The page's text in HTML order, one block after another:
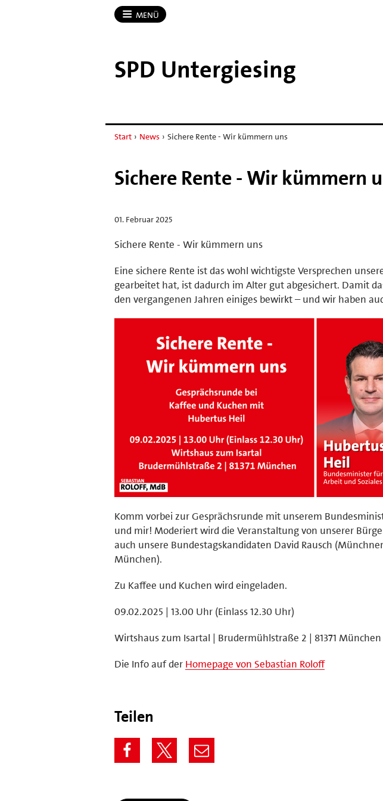
MENÜ
SPD Untergiesing
Start › News › Sichere Rente - Wir kümmern uns
Sichere Rente - Wir kümmern
01. Februar 2025
Sichere Rente - Wir kümmern uns
Eine sichere Rente ist das wohl wichtigste Versprechen
gearbeitet hat, ist dadurch im Alter gut abgesichert. Damit
den vergangenen Jahren einiges bewirkt – und wir haben
Komm vorbei zur Gesprächsrunde mit unserem
und mir! Moderiert wird die Veranstaltung von unserer
auch unsere Bundestagskandidaten David Rausch
München).
Zu Kaffee und Kuchen wird eingeladen.
09.02.2025 | 13.00 Uhr (Einlass 12.30 Uhr)
Wirtshaus zum Isartal | Brudermühlstraße 2 | 81371 München
Die Info auf der Homepage von Sebastian Roloff
Teilen